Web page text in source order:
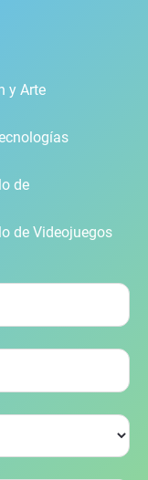
y Arte
de
de Videojuegos